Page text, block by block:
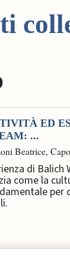
ED
...
Beatrice,
di
come la
per